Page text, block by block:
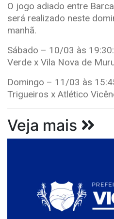
O jogo adiado entre
será realizado neste
manhã.
Sábado – 10/03 às
Verde x Vila Nova de
Domingo – 11/03 às
Trigueiros x Atlético
Veja mais